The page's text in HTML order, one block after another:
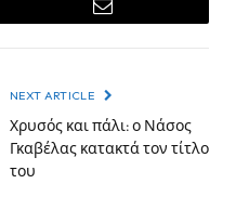
Email
NEXT ARTICLE
Χρυσός και πάλι: ο Νάσος
Γκαβέλας κατακτά τον τίτλο
του